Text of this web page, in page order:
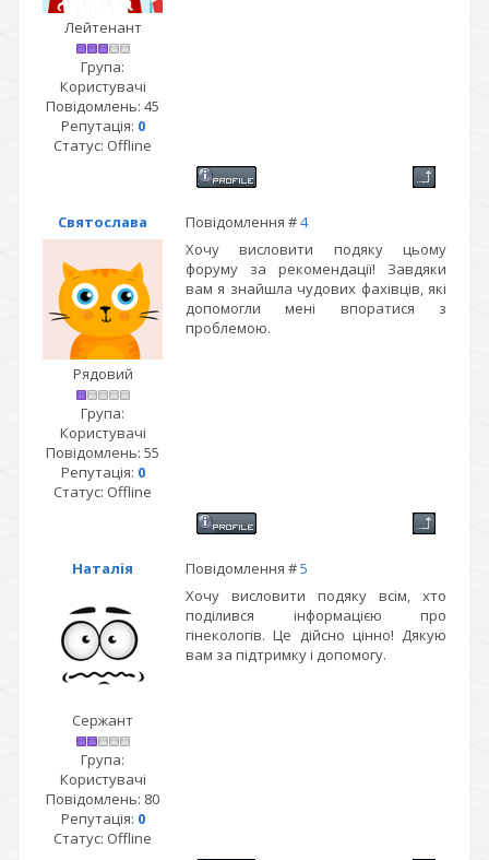
Лейтенант
Група:
Користувачі
Повідомлень: 45
Репутація: 0
Статус: Offline
Святослава Повідомлення #4
Рядовий
Група:
Користувачі
Повідомлень: 55
Репутація: 0
Статус: Offline
Хочу висловити подяку цьому
форуму за рекомендації! Завдяки
вам я знайшла чудових фахівців, які
допомогли мені впоратися з
проблемою.
Наталія Повідомлення #5
Сержант
Група:
Користувачі
Повідомлень: 80
Репутація: 0
Статус: Offline
Хочу висловити подяку всім, хто
поділився інформацією про
гінекологів. Це дійсно цінно! Дякую
вам за підтримку і допомогу.